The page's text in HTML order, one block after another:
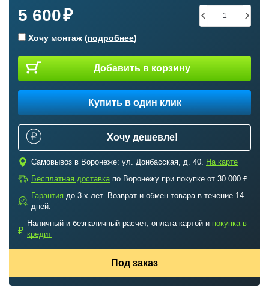
5 600
Хочу монтаж (подробнее)
Добавить в корзину
Купить в один клик
Хочу дешевле!
c Самовывоз в Воронеже: ул. Донбасская, д. 40. На карте
a Бесплатная доставкапо Воронежу при покупке от 30 000 ₽.
b
Гарантия до 3-х лет. Возврат и обмен товара в течение 14
дней.
₽
Наличный и безналичный расчет, оплата картой и покупка в
кредит
Под заказ